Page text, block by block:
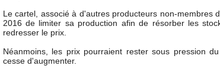
Le cartel, associé à d'autres producteurs non-membres
2016 de limiter sa production afin de résorber les
redresser le prix.
Néanmoins, les prix pourraient rester sous pression
cesse d'augmenter.